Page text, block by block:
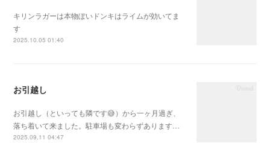
キリンラガーは本物ぽいドンキはライムが効いてま
す
2025.10.05 01:40
お引越し
お引越し（といっても隣です😅）から一ヶ月過ぎ、
落ち着いて来ました。駐車場も変わらずあります…
2025.09.11 04:47